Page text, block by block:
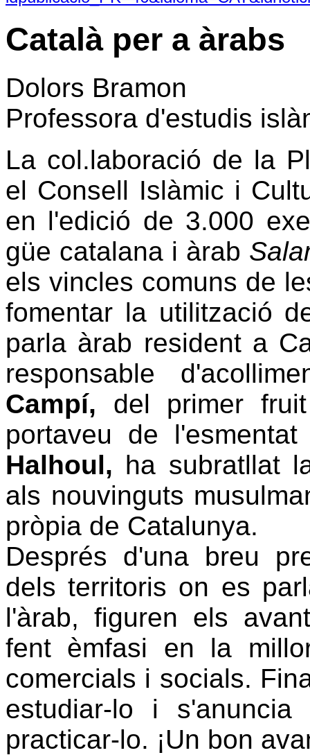
Català per a àrabs
Dolors Bramon
Professora d'estudis
La col.laboració de la
el Consell Islàmic i
en l'edició de 3.000
güe catalana i àrab
els vincles comuns de
fomentar la utilització
parla àrab resident a
responsable
Campí, del primer
portaveu de
Halhoul, ha subratllat
als nouvinguts
pròpia de Catalunya.
Després d'una breu
dels territoris on es
l'àrab, figuren els
fent èmfasi en la
comercials i socials.
estudiar-lo i
practicar-lo. ¡Un bon